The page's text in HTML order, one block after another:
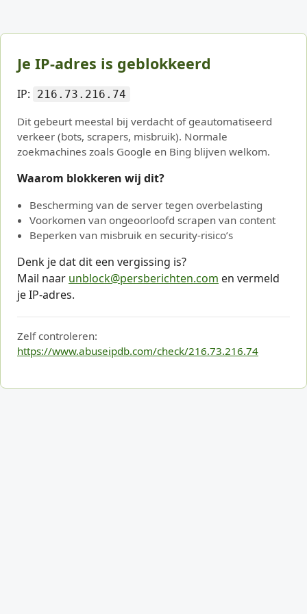
Je IP-adres is geblokkeerd
IP: 216.73.216.74
Dit gebeurt meestal bij verdacht of geautomatiseerd
verkeer (bots, scrapers, misbruik). Normale
zoekmachines zoals Google en Bing blijven welkom.
Waarom blokkeren wij dit?
Bescherming van de server tegen overbelasting
Voorkomen van ongeoorloofd scrapen van content
Beperken van misbruik en security-risico’s
Denk je dat dit een vergissing is?
Mail naar unblock@persberichten.com en vermeld
je IP-adres.
Zelf controleren:
https://www.abuseipdb.com/check/216.73.216.74